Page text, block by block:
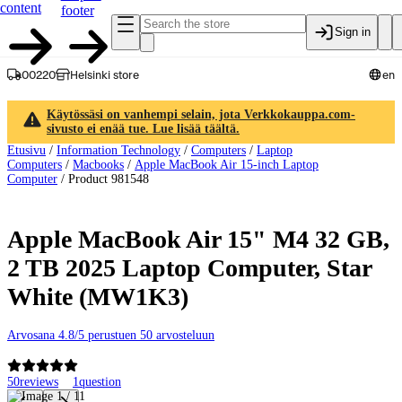
content
footer
Sign in
00220 Helsinki store en
Käytössäsi on vanhempi selain, jota Verkkokauppa.com-
sivusto ei enää tue. Lue lisää täältä.
Etusivu / Information Technology / Computers / Laptop
Computers / Macbooks / Apple MacBook Air 15-inch Laptop
Computer / Product 981548
Apple MacBook Air 15" M4 32 GB,
2 TB 2025 Laptop Computer, Star
White (MW1K3)
Arvosana 4.8/5 perustuen 50 arvosteluun
50reviews 1question